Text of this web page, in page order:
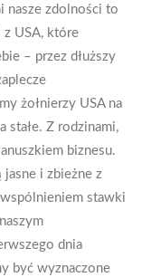
nasze zdolności to
USA, które
– przez dłuższy
żołnierzy USA na
stałe. Z rodzinami,
biznesu.
i zbieżne z
stawki
dnia
być wyznaczone